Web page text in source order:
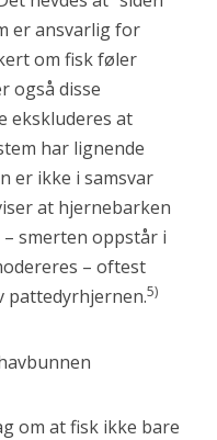
er ansvarlig for
om fisk føler
også disse
ekskluderes at
har lignende
er ikke i samsvar
at hjernebarken
smerten oppstår i
– oftest
pattedyrhjernen.5)
om at fisk ikke bare